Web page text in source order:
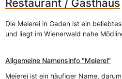
Restaurant / Gasthaus
Die Meierei in Gaden ist ein
und liegt im Wienerwald nahe
Allgemeine Namensinfo "Meierei"
Meierei ist ein häufiger Name,